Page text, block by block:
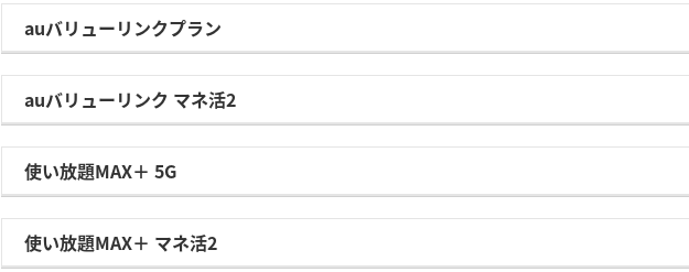
auバリューリンクプラン
auバリューリンク マネ活2
使い放題MAX＋ 5G
使い放題MAX＋ マネ活2